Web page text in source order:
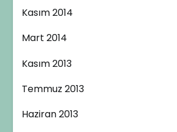
Kasım 2014
Mart 2014
Kasım 2013
Temmuz 2013
Haziran 2013